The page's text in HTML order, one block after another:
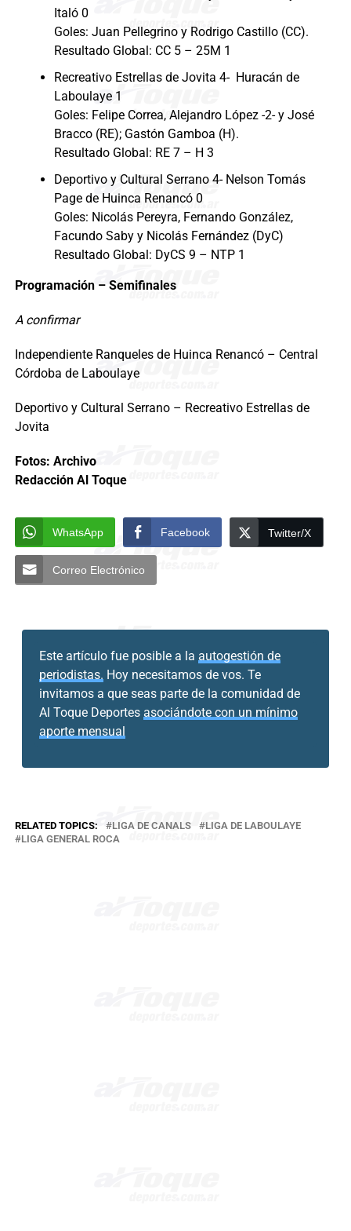
Italó 0
Goles: Juan Pellegrino y Rodrigo Castillo (CC).
Resultado Global: CC 5 – 25M 1
Recreativo Estrellas de Jovita 4- Huracán de
Laboulaye 1
Goles: Felipe Correa, Alejandro López -2- y José
Bracco (RE); Gastón Gamboa (H).
Resultado Global: RE 7 – H 3
Deportivo y Cultural Serrano 4- Nelson Tomás
Page de Huinca Renancó 0
Goles: Nicolás Pereyra, Fernando González,
Facundo Saby y Nicolás Fernández (DyC)
Resultado Global: DyCS 9 – NTP 1
Programación – Semifinales
A confirmar
Independiente Ranqueles de Huinca Renancó – Central
Córdoba de Laboulaye
Deportivo y Cultural Serrano – Recreativo Estrellas de
Jovita
Fotos: Archivo
Redacción Al Toque
WhatsApp Facebook Twitter/X
Correo Electrónico
Este artículo fue posible a la autogestión de
periodistas. Hoy necesitamos de vos. Te
invitamos a que seas parte de la comunidad de
Al Toque Deportes asociándote con un mínimo
aporte mensual
RELATED TOPICS: LIGA DE CANALS
LIGA DE LABOULAYE
LIGA GENERAL ROCA